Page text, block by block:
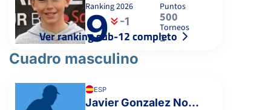
Ranking2026
9 -1
Puntos
500
Torneos
1
Ver ranking sub-12 completo
Cuadro masculino
ESP
Javier Gonzalez Nombela